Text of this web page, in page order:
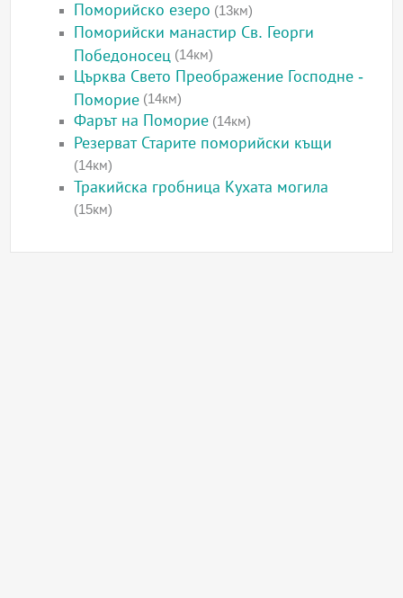
Поморийско езеро (13км)
Поморийски манастир Св. Георги
Победоносец (14км)
Църква Свето Преображение Господне -
Поморие (14км)
Фарът на Поморие (14км)
Резерват Старите поморийски къщи
(14км)
Тракийска гробница Кухата могила
(15км)